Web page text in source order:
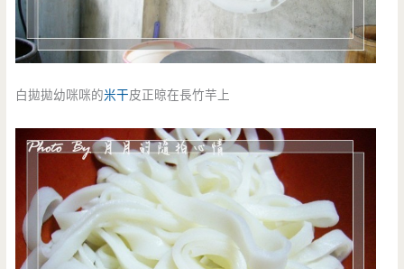
白拋拋幼咪咪的米干皮正晾在長竹芉上